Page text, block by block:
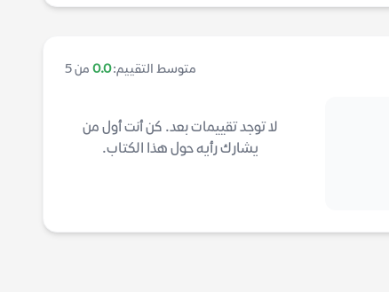
متوسط التقييم:0.0 من 5
لا توجد تقييمات بعد. كن أنت أول من
يشارك رأيه حول هذا الكتاب.